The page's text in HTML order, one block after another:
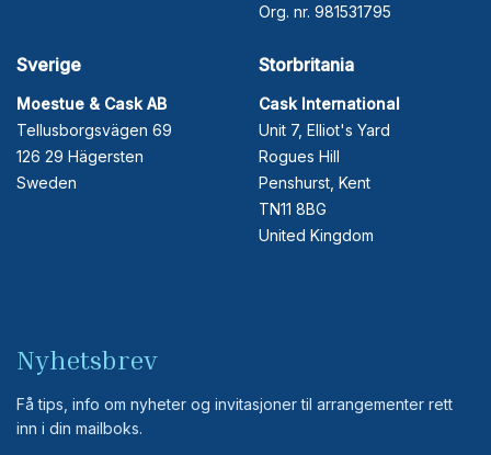
Org. nr. 981531795
Sverige
Moestue & Cask AB
Tellusborgsvägen 69
126 29 Hägersten
Sweden
Storbritania
Cask International
Unit 7, Elliot's Yard
Rogues Hill
Penshurst, Kent
TN11 8BG
United Kingdom
Nyhetsbrev
Få tips, info om nyheter og invitasjoner til arrangementer rett
inn i din mailboks.